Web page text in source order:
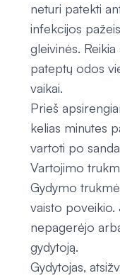
neturi patekti
infekcijos
gleivinės.
pateptų odos
vaikai.
Prieš
kelias minutes
vartoti po
Vartojimo
Gydymo
vaisto poveikio.
nepagerėjo
gydytoją.
Gydytojas,